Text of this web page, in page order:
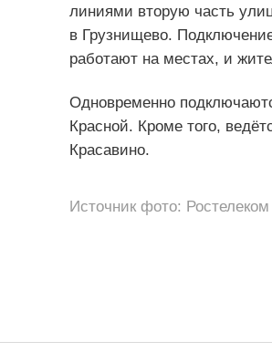
линиями вторую часть
в Грузнищево.
работают на местах, и
Одновременно
Красной. Кроме того,
Красавино.
Источник фото: Ростелеком